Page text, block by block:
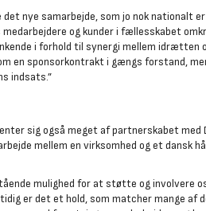
nye samarbejde, som jo nok nationalt
og kunder i fællesskabet
i forhold til synergi mellem idrætten
en sponsorkontrakt i gængs forstand,
indsats.”
sig også meget af partnerskabet med
mellem en virksomhed og et dansk
mulighed for at støtte og involvere
er det et hold, som matcher mange af